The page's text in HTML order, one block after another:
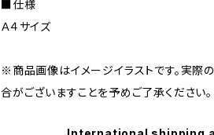
■仕様
Ａ４サイズ
※商品画像はイメージイラストです。実際
合がございますことを予めご了承ください。